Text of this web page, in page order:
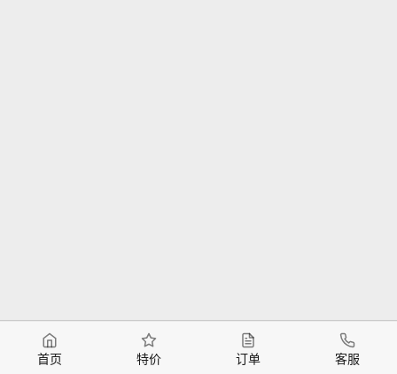
首页 特价 订单 客服